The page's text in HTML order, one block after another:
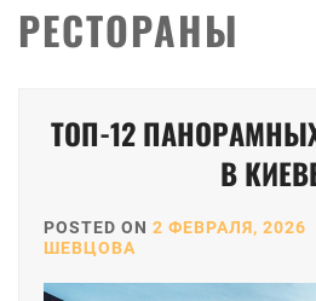
РЕСТОРАНЫ
ТОП-12
В
POSTED ON 2 ФЕВРАЛЯ, 2026
ШЕВЦОВА
записей